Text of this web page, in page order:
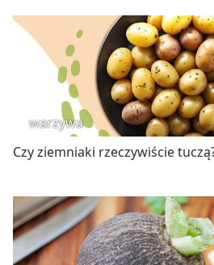
warzywa
Czy ziemniaki rzeczywiście